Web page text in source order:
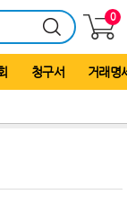
0
청구서 거래명